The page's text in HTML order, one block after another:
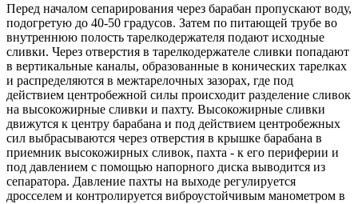
Перед началом сепарирования через барабан пропускают воду,
подогретую до 40-50 градусов. Затем по питающей трубе во
внутреннюю полость тарелкодержателя подают исходные
сливки. Через отверстия в тарелкодержателе сливки попадают
в вертикальные каналы, образованные в конических тарелках
и распределяются в межтарелочных зазорах, где под
действием центробежной силы происходит разделение сливок
на высокожирные сливки и пахту. Высокожирные сливки
движутся к центру барабана и под действием центробежных
сил выбрасываются через отверстия в крышке барабана в
приемник высокожирных сливок, пахта - к его периферии и
под давлением с помощью напорного диска выводится из
сепаратора. Давление пахты на выходе регулируется
дросселем и контролируется виброустойчивым манометром в